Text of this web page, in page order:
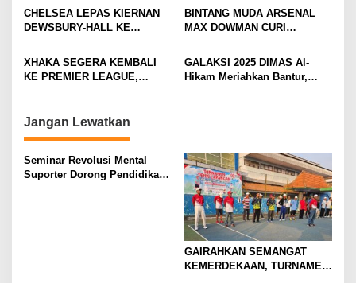
g
a
t
i
n
MOJOKERTO RAYA RESMI
BERGULIR
CHELSEA LEPAS KIERNAN
DEWSBURY-HALL KE
SANG GELANDANG DIMULAI
BINTANG MUDA ARSENAL
MAX DOWMAN CURI
PRAMUSIM ASIA
XHAKA SEGERA KEMBALI
KE PREMIER LEAGUE,
GALAKSI 2025 DIMAS Al-
Hikam Meriahkan Bantur,
Jangan Lewatkan
Seminar Revolusi Mental
Suporter Dorong Pendidikan
GAIRAHKAN SEMANGAT
KEMERDEKAAN, TURNAMEN